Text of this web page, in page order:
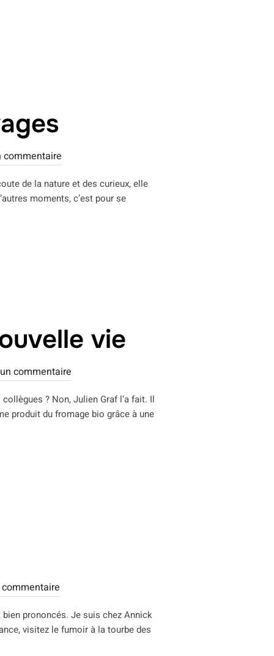
commentaire
de la nature et des curieux, elle
moments, c’est pour se
vie
commentaire
? Non, Julien Graf l’a fait. Il
produit du fromage bio grâce à une
bien prononcés. Je suis chez Annick
visitez le fumoir à la tourbe des